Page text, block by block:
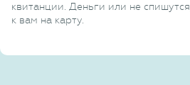
квитанции. Деньги или не
к вам на карту.